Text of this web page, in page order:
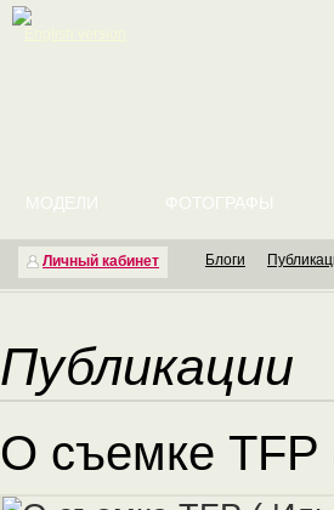
Личный кабинет
МОДЕЛИ ФОТОГРАФЫ
Блоги
Публикации
О съемке